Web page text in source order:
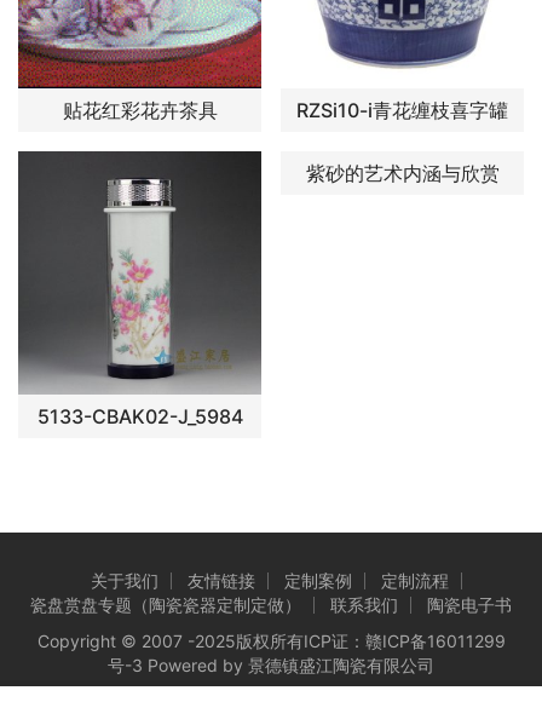
贴花红彩花卉茶具 RZSi10-i青花缠枝喜字罐
5133-CBAK02-J_5984
紫砂的艺术内涵与欣赏
关于我们 友情链接 定制案例
定制流程
瓷盘赏盘专题（陶瓷瓷器定制定做）
联系我们
陶瓷电子书
Copyright © 2007 -2025版权所有ICP证： 赣ICP备16011299
号-3 Powered by 景德镇盛江陶瓷有限公司